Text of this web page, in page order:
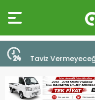
ÜSTEL: “ERENKÖY